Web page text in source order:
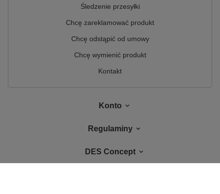
Śledzenie przesyłki
Chcę zareklamować produkt
Chcę odstąpić od umowy
Chcę wymienić produkt
Kontakt
Konto
Regulaminy
DES Concept